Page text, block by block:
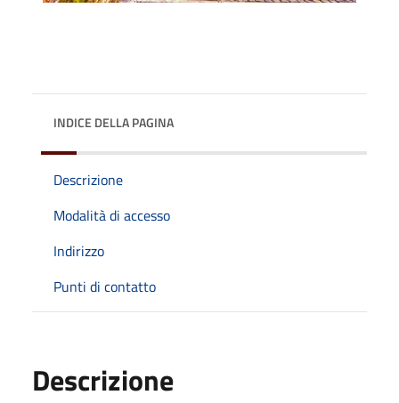
INDICE DELLA PAGINA
Descrizione
Modalità di accesso
Indirizzo
Punti di contatto
Descrizione